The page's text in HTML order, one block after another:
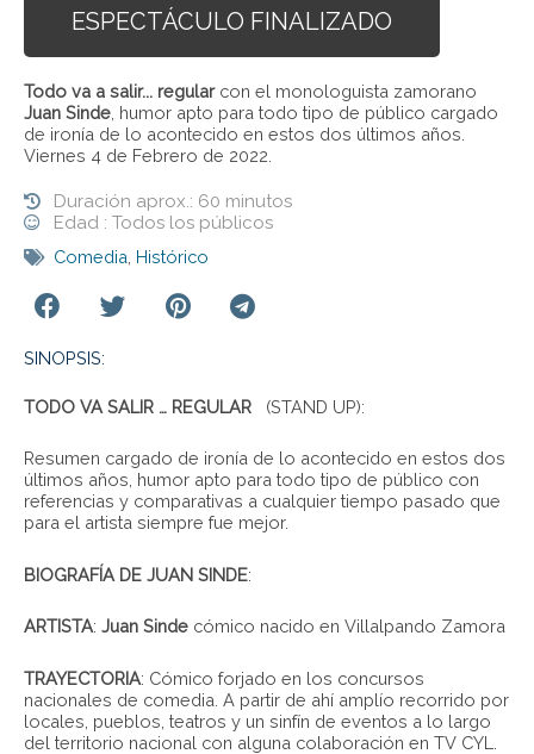
ESPECTÁCULO FINALIZADO
Todo va a salir... regularcon el monologuista zamorano
Juan Sinde , humor apto para todo tipo de público cargado
de ironía de lo acontecido en estos dos últimos años.
Viernes 4 de Febrero de 2022.
Duración aprox.: 60 minutos
Edad : Todos los públicos
Comedia Histórico
SINOPSIS:
TODO VA SALIR … REGULAR (STAND UP):
Resumen cargado de ironía de lo acontecido en estos dos
últimos años, humor apto para todo tipo de público con
referencias y comparativas a cualquier tiempo pasado que
para el artista siempre fue mejor.
BIOGRAFÍA DE JUAN SINDE:
ARTISTA: Juan Sinde cómico nacido en Villalpando Zamora
TRAYECTORIA: Cómico forjado en los concursos
nacionales de comedia. A partir de ahí amplío recorrido por
locales, pueblos, teatros y un sinfín de eventos a lo largo
del territorio nacional con alguna colaboración en TV CYL.